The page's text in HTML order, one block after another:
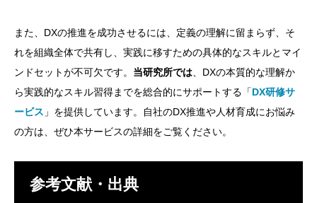
また、DXの推進を成功させるには、定義の理解に留まらず、そ
れを組織全体で共有し、実践に移すための具体的なスキルとマイ
ンドセットが不可欠です。 当研究所では、DXの本質的な理解か
ら実践的なスキル習得までを総合的にサポートする「DX研修サ
ービス 」を提供しています。自社のDX推進や人材育成にお悩み
の方は、ぜひ本サービスの詳細をご覧ください。
参考文献・出典